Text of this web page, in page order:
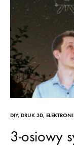
DIY, DRUK 3D,
3-osiowy